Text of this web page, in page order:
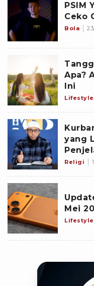
PSIM
Ceko
Bola
Apa?
Ini
Lifestyle
yang
Religi
Mei
Lifestyle